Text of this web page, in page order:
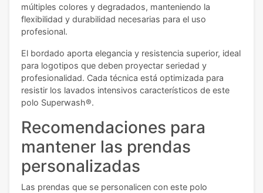
múltiples colores y degradados, manteniendo la
flexibilidad y durabilidad necesarias para el uso
profesional.
El bordado aporta elegancia y resistencia superior, ideal
para logotipos que deben proyectar seriedad y
profesionalidad. Cada técnica está optimizada para
resistir los lavados intensivos característicos de este
polo Superwash®.
Recomendaciones para
mantener las prendas
personalizadas
Las prendas que se personalicen con este polo